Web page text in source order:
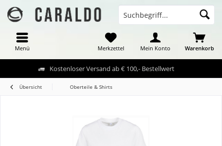
Kostenloser Versand ab € 100,- Bestellwert
Menü Warenkorb
Merkzettel Mein Konto
Übersicht Oberteile & Shirts